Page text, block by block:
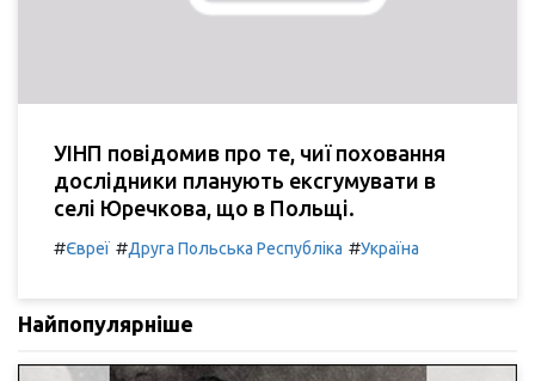
УІНП повідомив про те, чиї поховання
дослідники планують ексгумувати в
селі Юречкова, що в Польщі.
#Євреї #Друга Польська Республіка #Україна
Найпопулярніше